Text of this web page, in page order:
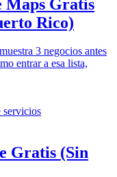
Maps Gratis
Rico)
3 negocios antes
entrar a esa lista,
Gratis (Sin